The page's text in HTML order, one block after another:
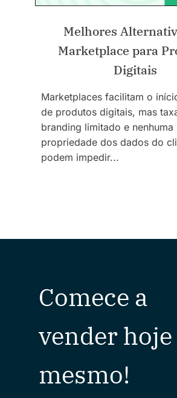
Melhores
Marketplace para
Digitais
Marketplaces facilitam o
de produtos digitais, mas
branding limitado e nenhuma
propriedade dos dados do
podem impedir...
Comece a
vender hoje
mesmo!